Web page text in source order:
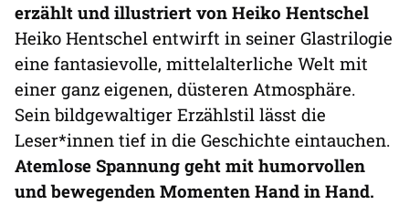
erzählt und illustriert von Heiko Hentschel
Heiko Hentschel entwirft in seiner Glastrilogie
eine fantasievolle, mittelalterliche Welt mit
einer ganz eigenen, düsteren Atmosphäre.
Sein bildgewaltiger Erzählstil lässt die
Leser*innen tief in die Geschichte eintauchen.
Atemlose Spannung geht mit humorvollen
und bewegenden Momenten Hand in Hand.